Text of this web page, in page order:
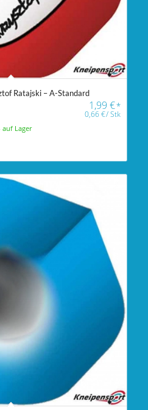
Ratajski – A-Standard
1,99€*
0,66€/Stk
auf Lager